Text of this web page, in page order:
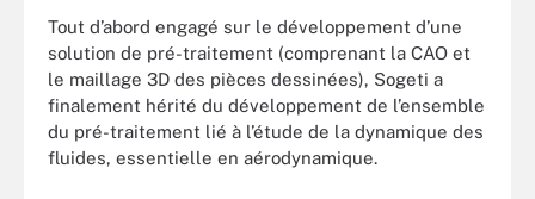
Tout d’abord engagé sur le développement d’une
solution de pré-traitement (comprenant la CAO et
le maillage 3D des pièces dessinées), Sogeti a
finalement hérité du développement de l’ensemble
du pré-traitement lié à l’étude de la dynamique des
fluides, essentielle en aérodynamique.